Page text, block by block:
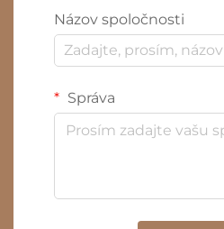
Názov spoločnosti
Správa